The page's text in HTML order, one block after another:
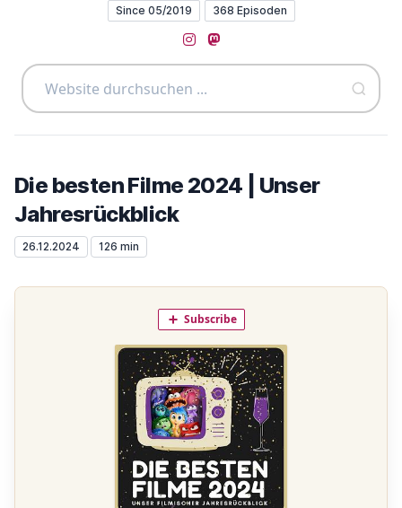
Since 05/2019 368 Episoden
Instagram
Mastodon
Die besten Filme 2024 | Unser
Jahresrückblick
26.12.2024 126 min